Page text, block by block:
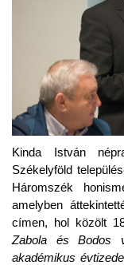
Kinda István
Székelyföld
Háromszék
amelyben
címen, hol közölt
Zabola és Bodos
akadémikus